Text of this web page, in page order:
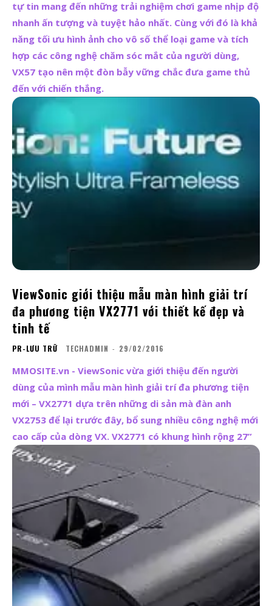
tự tin mang đến những trải nghiệm chơi game nhịp độ
nhanh ấn tượng và tuyệt hảo nhất. Cùng với đó là khả
năng tối ưu hình ảnh cho vô số thể loại game và tích
hợp các công nghệ chăm sóc mắt của người dùng,
VX57 tạo nên một đòn bẫy vững chắc đưa game thủ
đến với chiến thắng.
ViewSonic giới thiệu mẫu màn hình giải trí
đa phương tiện VX2771 với thiết kế đẹp và
tinh tế
PR-LƯU TRỮ TECHADMIN - 29/02/2016
MMOSITE.vn - ViewSonic vừa giới thiệu đến người
dùng của mình mẫu màn hình giải trí đa phương tiện
mới – VX2771 dựa trên những di sản mà đàn anh
VX2753 để lại trước đây, bổ sung nhiều công nghệ mới
cao cấp của dòng VX. VX2771 có khung hình rộng 27”